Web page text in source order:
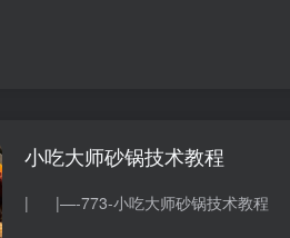
小吃大师砂锅技术教程